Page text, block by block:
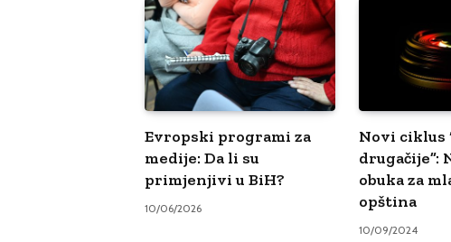
Evropski programi za
medije: Da li su
primjenjivi u BiH?
10/06/2026
Novi ciklus
drugačije”:
obuka za
opština
10/09/2024